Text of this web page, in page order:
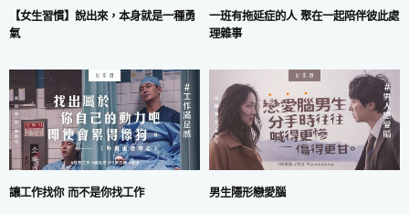
【女生習慣】說出來，本身就是一種勇
氣
一班有拖延症的人 聚在一起陪伴彼此處
理雜事
讓工作找你 而不是你找工作 男生隱形戀愛腦